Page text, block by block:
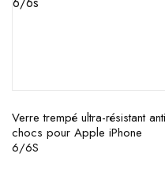
Verre trempé ultra-résistant
chocs pour Apple iPhone
6/6S